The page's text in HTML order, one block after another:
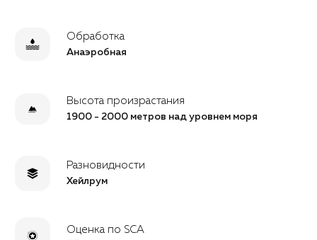
Обработка
Анаэробная
Высота произрастания
1900 - 2000 метров над уровнем моря
Разновидности
Хейлрум
Оценка по SCA